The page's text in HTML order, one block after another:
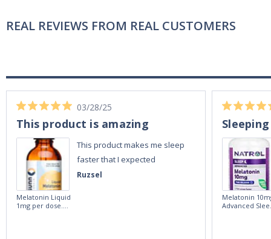
REAL REVIEWS FROM REAL CUSTOMERS
Ruzsel
03/28/25
This product is amazing
This product makes me sleep
faster that I expected
Melatonin Liquid
1mg per dose.
Melatonin
Advanced